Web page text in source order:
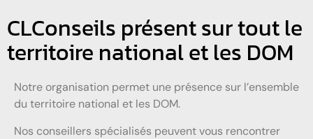
CLConseils présent sur tout le
territoire national et les DOM
Notre organisation permet une présence sur l’ensemble
du territoire national et les DOM.
Nos conseillers spécialisés peuvent vous rencontrer